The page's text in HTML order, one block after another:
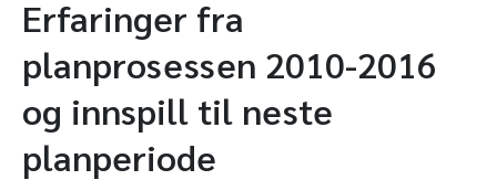
Erfaringer fra
planprosessen 2010-2016
og innspill til neste
planperiode